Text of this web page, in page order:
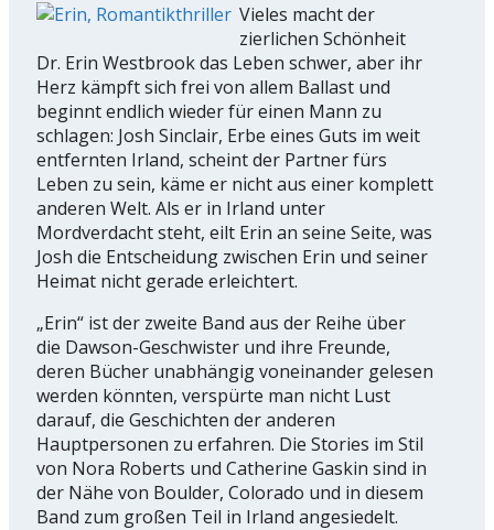
Vieles macht der
zierlichen Schönheit
Dr. Erin Westbrook das Leben schwer, aber ihr
Herz kämpft sich frei von allem Ballast und
beginnt endlich wieder für einen Mann zu
schlagen: Josh Sinclair, Erbe eines Guts im weit
entfernten Irland, scheint der Partner fürs
Leben zu sein, käme er nicht aus einer komplett
anderen Welt. Als er in Irland unter
Mordverdacht steht, eilt Erin an seine Seite, was
Josh die Entscheidung zwischen Erin und seiner
Heimat nicht gerade erleichtert.
„Erin“ ist der zweite Band aus der Reihe über
die Dawson-Geschwister und ihre Freunde,
deren Bücher unabhängig voneinander gelesen
werden könnten, verspürte man nicht Lust
darauf, die Geschichten der anderen
Hauptpersonen zu erfahren. Die Stories im Stil
von Nora Roberts und Catherine Gaskin sind in
der Nähe von Boulder, Colorado und in diesem
Band zum großen Teil in Irland angesiedelt.